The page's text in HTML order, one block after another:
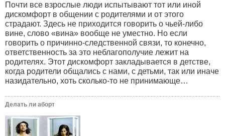
Почти все взрослые люди испытывают тот или иной
дискомфорт в общении с родителями и от этого
страдают. Здесь не приходится говорить о чьей-либо
вине, слово «вина» вообще не уместно. Но если
говорить о причинно-следственной связи, то конечно,
ответственность за это неблагополучие лежит на
родителях. Этот дискомфорт закладывается в детстве,
когда родители общались с нами, с детьми, так или иначе
назидательно, хоть сколько-то не принимающе…
Делать ли аборт